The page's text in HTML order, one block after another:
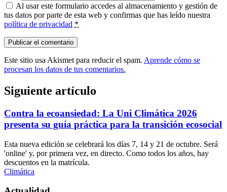
Al usar este formulario accedes al almacenamiento y gestión de
tus datos por parte de esta web y confirmas que has leído nuestra
política de privacidad *
Este sitio usa Akismet para reducir el spam. Aprende cómo se
procesan los datos de tus comentarios.
Siguiente artículo
Contra la ecoansiedad: La Uni Climática 2026
presenta su guía práctica para la transición ecosocial
Esta nueva edición se celebrará los días 7, 14 y 21 de octubre. Será
'online' y, por primera vez, en directo. Como todos los años, hay
descuentos en la matrícula.
Climática